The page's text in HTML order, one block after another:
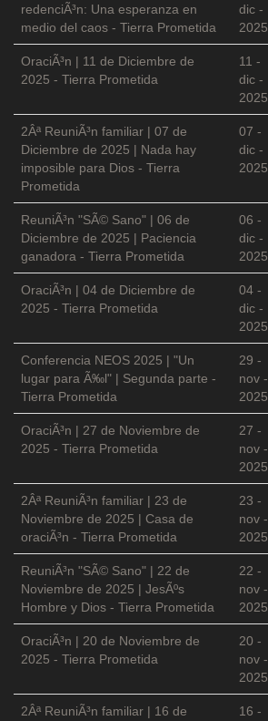
redenciÃ³n: Una esperanza en
medio del caos - Tierra Prometida
dic -
2025
OraciÃ³n | 11 de Diciembre de
2025 - Tierra Prometida
11 -
dic -
2025
2Âª ReuniÃ³n familiar | 07 de
Diciembre de 2025 | Nada hay
imposible para Dios - Tierra
Prometida
07 -
dic -
2025
ReuniÃ³n "SÃ© Sano" | 06 de
Diciembre de 2025 | Paciencia
ganadora - Tierra Prometida
06 -
dic -
2025
OraciÃ³n | 04 de Diciembre de
2025 - Tierra Prometida
04 -
dic -
2025
Conferencia NEOS 2025 | "Un
lugar para Ã‰l" | Segunda parte -
Tierra Prometida
29 -
nov -
2025
OraciÃ³n | 27 de Noviembre de
2025 - Tierra Prometida
27 -
nov -
2025
2Âª ReuniÃ³n familiar | 23 de
Noviembre de 2025 | Casa de
oraciÃ³n - Tierra Prometida
23 -
nov -
2025
ReuniÃ³n "SÃ© Sano" | 22 de
Noviembre de 2025 | JesÃºs
Hombre y Dios - Tierra Prometida
22 -
nov -
2025
OraciÃ³n | 20 de Noviembre de
2025 - Tierra Prometida
20 -
nov -
2025
2Âª ReuniÃ³n familiar | 16 de
16 -